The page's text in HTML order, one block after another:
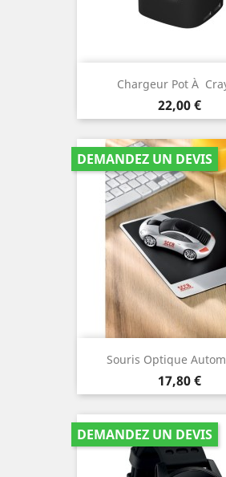
Chargeur Pot À
Prix
22,00 €
Souris Optique
Prix
17,80 €
DEMANDEZ UN DEVIS
DEMANDEZ UN DEVIS